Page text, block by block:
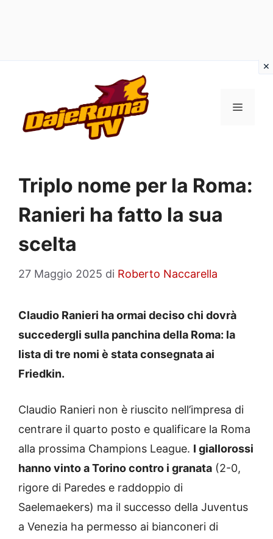
contenuto
MENU
Triplo nome per la Roma:
Ranieri ha fatto la sua
scelta
27 Maggio 2025 di Roberto Naccarella
Claudio Ranieri ha ormai deciso chi dovrà
succedergli sulla panchina della Roma: la
lista di tre nomi è stata consegnata ai
Friedkin.
Claudio Ranieri non è riuscito nell’impresa di
centrare il quarto posto e qualificare la Roma
alla prossima Champions League. I giallorossi
hanno vinto a Torino contro i granata (2-0,
rigore di Paredes e raddoppio di
Saelemaekers) ma il successo della Juventus
a Venezia ha permesso ai bianconeri di